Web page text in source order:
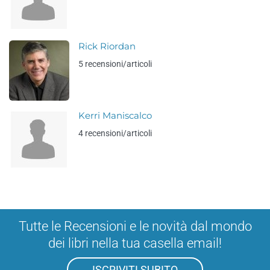
Rick Riordan
5 recensioni/articoli
Kerri Maniscalco
4 recensioni/articoli
Tutte le Recensioni e le novità dal mondo
dei libri nella tua casella email!